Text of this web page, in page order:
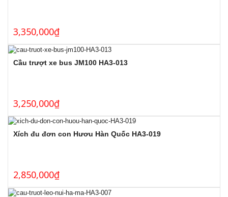
3,350,000₫
Cầu trượt xe bus JM100 HA3-013
3,250,000₫
Xích đu đơn con Hươu Hàn Quốc HA3-019
2,850,000₫